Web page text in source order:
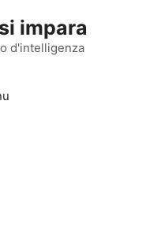
impara
d'intelligenza